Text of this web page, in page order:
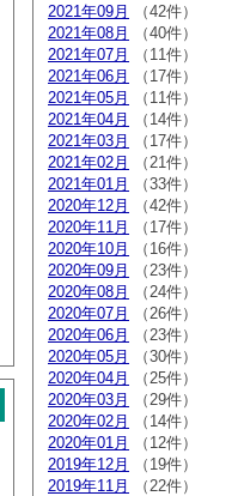
2021年09月
（42件）
2021年08月
（40件）
2021年07月
（11件）
2021年06月
（17件）
2021年05月
（11件）
2021年04月
（14件）
2021年03月
（17件）
2021年02月
（21件）
2021年01月
（33件）
2020年12月
（42件）
2020年11月
（17件）
2020年10月
（16件）
2020年09月
（23件）
2020年08月
（24件）
2020年07月
（26件）
2020年06月
（23件）
2020年05月
（30件）
2020年04月
（25件）
2020年03月
（29件）
2020年02月
（14件）
2020年01月
（12件）
2019年12月
（19件）
2019年11月
（22件）